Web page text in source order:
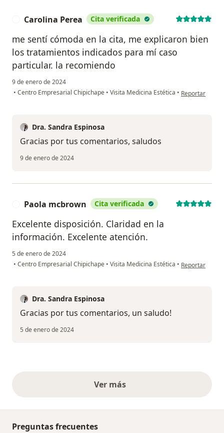
Carolina Perea Cita verificada
me sentí cómoda en la cita, me explicaron bien
los tratamientos indicados para mí caso
particular. la recomiendo
9 de enero de 2024
• Centro Empresarial Chipichape • Visita Medicina Estética • en opinión del
Reportar
Dra. Sandra Espinosa
Gracias por tus comentarios, saludos
9 de enero de 2024
Paola mcbrown Cita verificada
Excelente disposición. Claridad en la
información. Excelente atención.
5 de enero de 2024
• Centro Empresarial Chipichape • Visita Medicina Estética • en opinión del
Reportar
Dra. Sandra Espinosa
Gracias por tus comentarios, un saludo!
5 de enero de 2024
Ver másopiniones anteriores
Preguntas frecuentes